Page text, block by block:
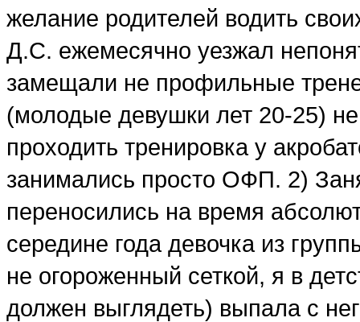
желание родителей водить
Д.С. ежемесячно уезжал
замещали не профильные
(молодые девушки лет 20-25)
проходить тренировка у
занимались просто ОФП. 2)
переносились на время
середине года девочка из
не огороженный сеткой, я в
должен выглядеть) выпала с